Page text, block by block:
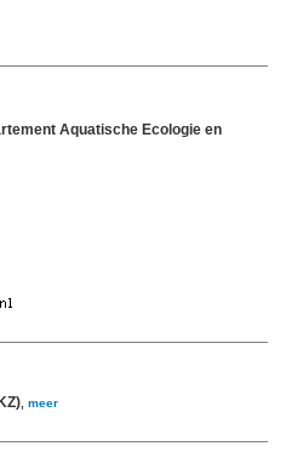
Aquatische Ecologie en
meer